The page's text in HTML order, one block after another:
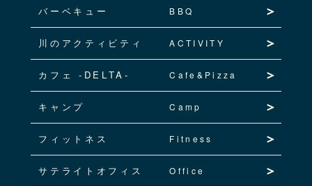
バーベキュー BBQ
川のアクティビティ ACTIVITY
カフェ -DELTA- Cafe&Pizza
キャンプ Camp
フィットネス Fitness
サテライトオフィス Office